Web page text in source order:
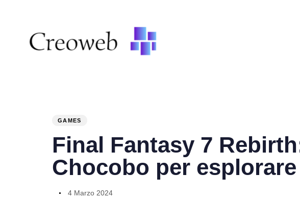
GAMES
Final Fantasy 7
Chocobo per
4 Marzo 2024